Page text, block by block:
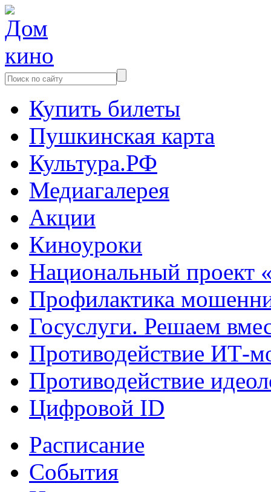
Купить билеты
Пушкинская карта
Культура.РФ
Медиагалерея
Акции
Киноуроки
Национальный проект
Профилактика
Госуслуги. Решаем
Противодействие ИТ-
Противодействие
Цифровой ID
Расписание
События